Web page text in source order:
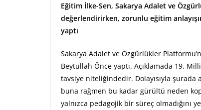
Eğitim İlke-Sen, Sakarya Adalet ve
değerlendirirken, zorunlu eğitim
yaptı
Sakarya Adalet ve Özgürlükler
Beytullah Önce yaptı. Açıklamada 19.
tavsiye niteliğindedir. Dolayısıyla
buna rağmen bu kadar gürültü neden
yalnızca pedagojik bir süreç